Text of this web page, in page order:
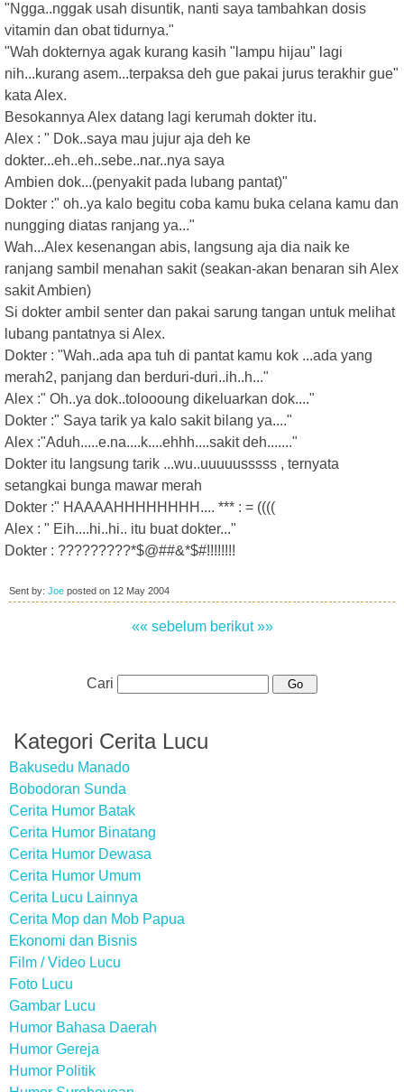
"Ngga..nggak usah disuntik, nanti saya tambahkan dosis
vitamin dan obat tidurnya."
"Wah dokternya agak kurang kasih "lampu hijau" lagi
nih...kurang asem...terpaksa deh gue pakai jurus terakhir gue"
kata Alex.
Besokannya Alex datang lagi kerumah dokter itu.
Alex : " Dok..saya mau jujur aja deh ke
dokter...eh..eh..sebe..nar..nya saya
Ambien dok...(penyakit pada lubang pantat)"
Dokter :" oh..ya kalo begitu coba kamu buka celana kamu dan
nungging diatas ranjang ya..."
Wah...Alex kesenangan abis, langsung aja dia naik ke
ranjang sambil menahan sakit (seakan-akan benaran sih Alex
sakit Ambien)
Si dokter ambil senter dan pakai sarung tangan untuk melihat
lubang pantatnya si Alex.
Dokter : "Wah..ada apa tuh di pantat kamu kok ...ada yang
merah2, panjang dan berduri-duri..ih..h..."
Alex :" Oh..ya dok..toloooung dikeluarkan dok...."
Dokter :" Saya tarik ya kalo sakit bilang ya...."
Alex :"Aduh.....e.na....k....ehhh....sakit deh......."
Dokter itu langsung tarik ...wu..uuuuusssss , ternyata
setangkai bunga mawar merah
Dokter :" HAAAAHHHHHHHH.... *** : = ((((
Alex : " Eih....hi..hi.. itu buat dokter..."
Dokter : ?????????*$@##&*$#!!!!!!!!
Sent by: Joe posted on 12 May 2004
«« sebelum berikut »»
Cari
Kategori Cerita Lucu
Bakusedu Manado
Bobodoran Sunda
Cerita Humor Batak
Cerita Humor Binatang
Cerita Humor Dewasa
Cerita Humor Umum
Cerita Lucu Lainnya
Cerita Mop dan Mob Papua
Ekonomi dan Bisnis
Film / Video Lucu
Foto Lucu
Gambar Lucu
Humor Bahasa Daerah
Humor Gereja
Humor Politik